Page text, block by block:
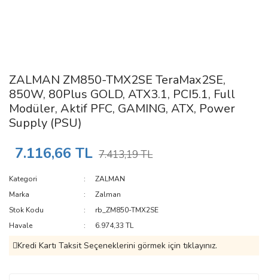
ZALMAN ZM850-TMX2SE TeraMax2SE,
850W, 80Plus GOLD, ATX3.1, PCI5.1, Full
Modüler, Aktif PFC, GAMING, ATX, Power
Supply (PSU)
7.116,66 TL 7.413,19 TL
Kategori
ZALMAN
Marka
Zalman
Stok Kodu
rb_ZM850-TMX2SE
Havale
6.974,33 TL
Kredi Kartı Taksit Seçeneklerini görmek için tıklayınız.